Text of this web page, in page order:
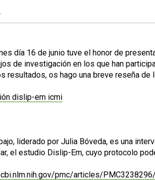
día 16 de junio tuve el honor de
de investigación en los que han
resultados, os hago una breve reseña
liderado por Julia Bóveda, es una
el estudio Dislip-Em, cuyo protocolo
pmc/articles/PMC3238296/